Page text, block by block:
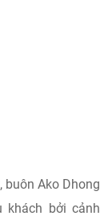
Ako Dhong
khách bởi cảnh